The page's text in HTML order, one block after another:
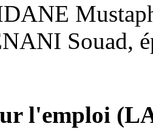
Souad,
l'emploi